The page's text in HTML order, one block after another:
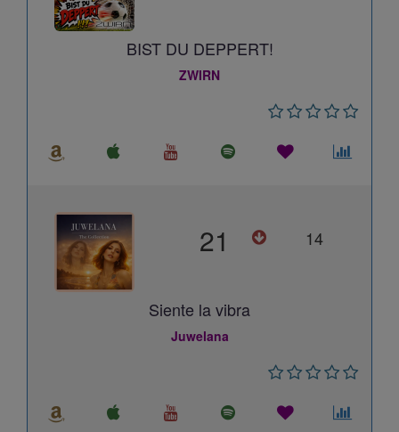
BIST DU DEPPERT!
ZWIRN
21 14
Siente la vibra
Juwelana